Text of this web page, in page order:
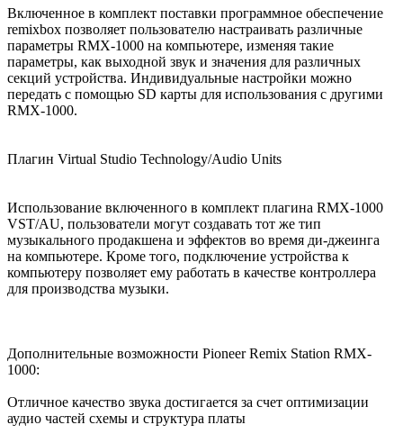
Включенное в комплект поставки программное обеспечение
remixbox позволяет пользователю настраивать различные
параметры RMX-1000 на компьютере, изменяя такие
параметры, как выходной звук и значения для различных
секций устройства. Индивидуальные настройки можно
передать с помощью SD карты для использования с другими
RMX-1000.
Плагин Virtual Studio Technology/Audio Units
Использование включенного в комплект плагина RMX-1000
VST/AU, пользователи могут создавать тот же тип
музыкального продакшена и эффектов во время ди-джеинга
на компьютере. Кроме того, подключение устройства к
компьютеру позволяет ему работать в качестве контроллера
для производства музыки.
Дополнительные возможности Pioneer Remix Station RMX-
1000:
Отличное качество звука достигается за счет оптимизации
аудио частей схемы и структура платы